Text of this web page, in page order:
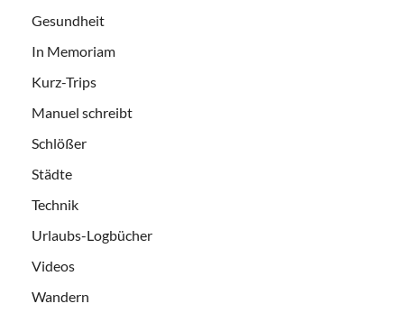
Gesundheit
In Memoriam
Kurz-Trips
Manuel schreibt
Schlößer
Städte
Technik
Urlaubs-Logbücher
Videos
Wandern